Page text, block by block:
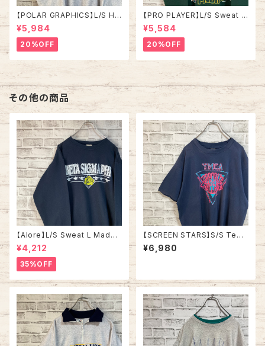
【POLAR GRAPHICS】L/S Hal
fZip Sweat XL Made in US
A 90s “ALASKA” スーベニア
ハーフジップスウェット トレーナ
ー アラスカ お土産モノ vintag
e ヴィンテージ アメリカ USA
¥5,984
20%OFF
【PRO PLAYER】L/S Sweat L
相当 90s Made in USA “PA
CKERS” NFL チームモノ スウ
ェット トレーナー USA製 チーム
ロゴ 1996 CHAMPS 優勝記念
深緑 アメリカ USA 古着
¥5,584
20%OFF
その他の商品
【Alore】L/S Sweat L Made i
n USA 90s 社交クラブ プロモ
ーション スウェット トレーナー
USA製 vintage ヴィンテージ
アメリカ USA 古着
¥4,212
35%OFF
【SCREEN STARS】S/S Tee
XL 90s Made in USA vintag
e “YMCA” Tee バックプリント
カ USA レトロ 古着
¥6,980